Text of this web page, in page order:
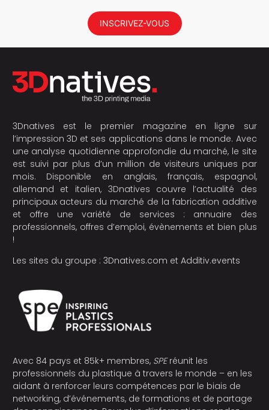
INSCRIVEZ-VOUS
3Dnatives est le premier magazine en ligne sur
l’impression 3D et ses applications dans le monde. Avec
une analyse quotidienne approfondie du marché, le site
est suivi par plus d’un million de visiteurs uniques par
mois. Disponible en anglais, français, espagnol,
allemand et italien, 3Dnatives couvre l’actualité des
principaux acteurs du marché de la fabrication additive
et offre une variété de services : annuaire des
professionnels, offres d’emploi, évènements et bien plus
!
Les sites du groupe : 3Dnatives.com et Additiv.events
Avec 84 pays et 85k+ membres, SPEréunit les
professionnels du plastique à travers le monde – en les
aidant à renforcer leurs compétences par le biais de
networking, d’événements, de formations et de partage